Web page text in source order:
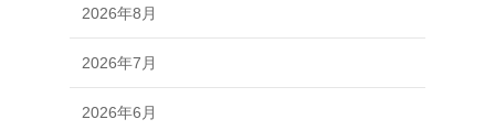
2026年8月
2026年7月
2026年6月